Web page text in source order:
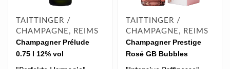
TAITTINGER /
CHAMPAGNE, REIMS
Champagner Prélude
0.75 l 12% vol
TAITTINGER /
CHAMPAGNE, REIMS
Champagner Prestige
Rosé GB Bubbles
Magnum 1.50 l 12.50 %